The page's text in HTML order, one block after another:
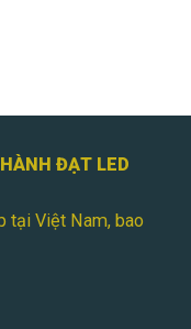
ĐẠT LED
tại Việt Nam, bao